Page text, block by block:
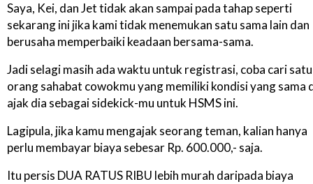
Saya, Kei, dan Jet tidak akan sampai pada tahap seperti
sekarang ini jika kami tidak menemukan satu sama lain dan
berusaha memperbaiki keadaan bersama-sama.
Jadi selagi masih ada waktu untuk registrasi, coba cari satu
orang sahabat cowokmu yang memiliki kondisi yang sama
ajak dia sebagai sidekick-mu untuk HSMS ini.
Lagipula, jika kamu mengajak seorang teman, kalian hanya
perlu membayar biaya sebesar Rp. 600.000,- saja.
Itu persis DUA RATUS RIBU lebih murah daripada biaya